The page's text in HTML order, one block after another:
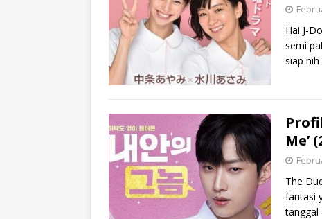
Hai J-
semi
siap
Me’
The
fantasi
tanggal